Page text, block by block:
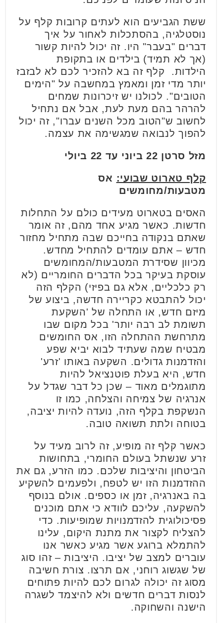
ששת הגביעים הוא לעתים קרובות קלף על
נוסטלגיה, בהסתכלות לאחור על איך
דברים "בעבר" היו. זה יכול להיות קשור
(אך לא תמיד) בילדים או בתקופת
הילדות. קלף זה בא להזכיר לכם לא לבזבז
יותר מדי זמן ומאמץ במחשבה על "הימים
הטובים". לכולנו יש זיכרונות שמחים
להרהר בהם מעת לעת, אבל אם נתחיל
לחשוב ש"הטוב מכל השנים עברו", זה יכול
להפוך לנבואה שמגשימה את עצמה.
מזל סרטן 22 ביוני עד 22 ביולי
קלף טארוט שבועי: אס
מטבעות/מחומשים
האסים בטארוט מעידים כולם על התחלות
חדשות. כאשר מגיע אחד מהם, זה אומר
שאתם בנקודה בחייכם שבה מתחיל מחזור
חדש – אתם עומדים להתחיל מחדש.
מכיוון שסידרת המטבעות/המחומשים
עוסקת בעיקר בכל הדברים החומריים (לא
רק כלכליים, אלא גם בפיזי) הקלף הזה
יכול להתבטא כקריירה חדשה, ביצוע של
מיזם חדש, או התחלה של 'השקעת
תשומת לב רבה יותר' בכל מקום שבו
מתרחשת ההתחלה הזו, אס החומשים
מבטיח שמה שעתיד לבוא יביא שפע
והזדמנות גדולים. השקעה באותו 'זרע'
חדש, היא בעלת פוטנציאל להיות
מתוגמלים מאוד – שכן כל דבר שגדל על
אנרגיה של צמיחה והצלחה, כמו זו
הנשקפת בקלף הזה, נועדה להיות יציבה,
בטוחה ולתת תשואה טובה.
כאשר קלף זה מופיע, זה לרוב מעיד על
זרע שנשתל בעולם החומרי, בתחושות
הביטחון והיציבות שלכם. כמו הזרע, גם את
ההזדמנות הזו יש לטפח, ולפעמים להשקיע
בה באנרגיה, זמן או כספים. אולם בנוסף
להשקעה, עליכם לוודא כי אתם מוכנים
פסיכולוגית להזדמנויות שמופיעות. כדי
להצליח לקצור את מתנת היקום, עלינו
להתמלא ברוגע אשר מגיע כאשר אנו
עוברים למצב של יציבו. היציבות – זהו סוג
של שגשוג רוחני, אם תרצו. צורת חשיבה
מסוג זה יכולה לגרום לכם להיות פתוחים
לנסות דברים חדשים ולא להיצמד לשגרה
הישנה והשחוקה.